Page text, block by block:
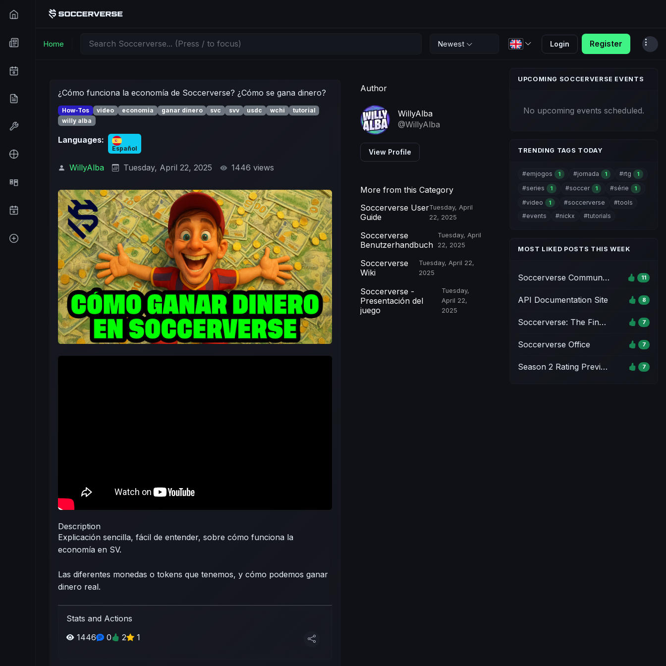
Home Newest Login Register
¿Cómo funciona la economía de Soccerverse? ¿Cómo se gana dinero?
How-Tos video economia ganar dinero svc svv usdc wchi
tutorial
willy alba
Languages:
Español
WillyAlba Tuesday, April 22, 2025 1446 views
Description
Explicación sencilla, fácil de entender, sobre cómo funciona la
economía en SV.
Las diferentes monedas o tokens que tenemos, y cómo podemos ganar
dinero real.
Stats and Actions
1446
0 2 1
Author
WillyAlba
@WillyAlba
View Profile
More from this Category
Soccerverse User
Guide
Tuesday, April
22, 2025
Soccerverse
Benutzerhandbuch
Tuesday, April
22, 2025
Soccerverse
Wiki
Tuesday, April 22,
2025
Soccerverse -
Presentación del
juego
Tuesday,
April 22,
2025
UPCOMING SOCCERVERSE EVENTS
No upcoming events scheduled.
TRENDING TAGS TODAY
#emjogos 1 #jornada 1 #rtg 1
#series 1 #soccer 1 #série 1
#video 1 #soccerverse
#tools
#events
#nickx #tutorials
MOST LIKED POSTS THIS WEEK
Soccerverse Community Pack 11
API Documentation Site 8
Soccerverse: The Final Whistle Event - Season 1 7
Soccerverse Office 7
Season 2 Rating Preview & Parameter Updates 7